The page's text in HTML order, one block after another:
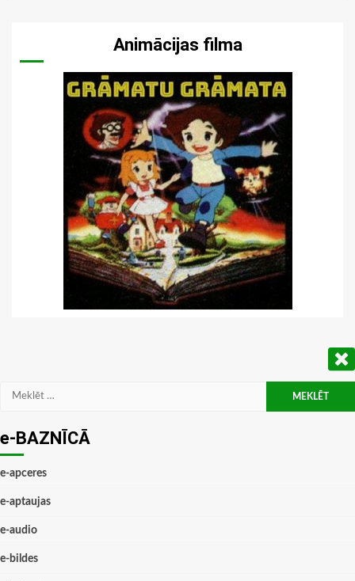
Animācijas filma
Meklēt:
e-BAZNĪCĀ
e-apceres
e-aptaujas
e-audio
e-bildes